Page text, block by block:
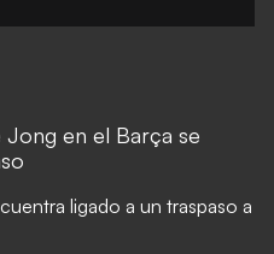
en el Barça se
ligado a un traspaso a